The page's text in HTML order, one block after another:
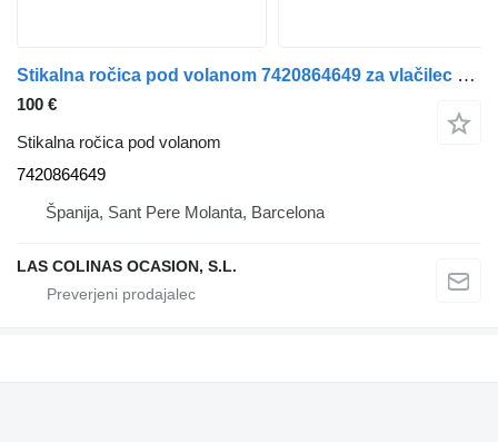
Stikalna ročica pod volanom 7420864649 za vlačilec Renault Premium
100 €
Stikalna ročica pod volanom
7420864649
Španija, Sant Pere Molanta, Barcelona
LAS COLINAS OCASION, S.L.